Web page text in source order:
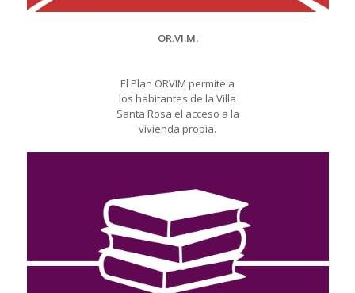
OR.VI.M.
El Plan ORVIM permite a
los habitantes de la Villa
Santa Rosa el acceso a la
vivienda propia.